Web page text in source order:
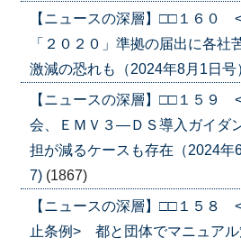
【ニュースの深層】□□１６０
「２０２０」準拠の届出に各
激減の恐れも（2024年8月1日号
【ニュースの深層】□□１５９
会、ＥＭＶ３―ＤＳ導入ガイダ
担が減るケースも存在（2024年
7) (1867)
【ニュースの深層】□□１５８
止条例> 都と団体でマニュアル